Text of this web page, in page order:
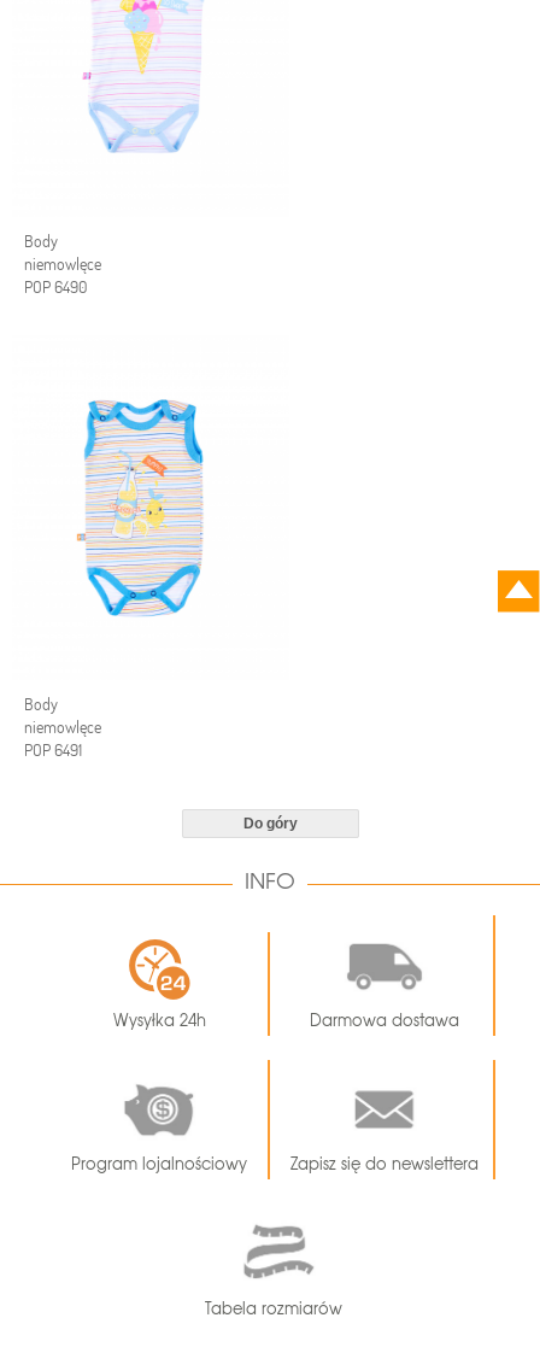
Body
niemowlęce
POP 6490
Body
niemowlęce
POP 6491
Do góry
INFO
Wysyłka 24h Darmowa dostawa
Program lojalnościowy Zapisz się do newslettera
Tabela rozmiarów